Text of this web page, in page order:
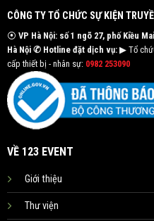
CÔNG TY TỔ CHỨC SỰ KIỆN
⦿ VP Hà Nội: số 1 ngõ 27, phố Kiều
Hà Nội ✆ Hotline đặt dịch vụ:▶ Tổ
cấp thiết bị - nhân sự: 0982 253090
VỀ 123 EVENT
Giới thiệu
Thư viện